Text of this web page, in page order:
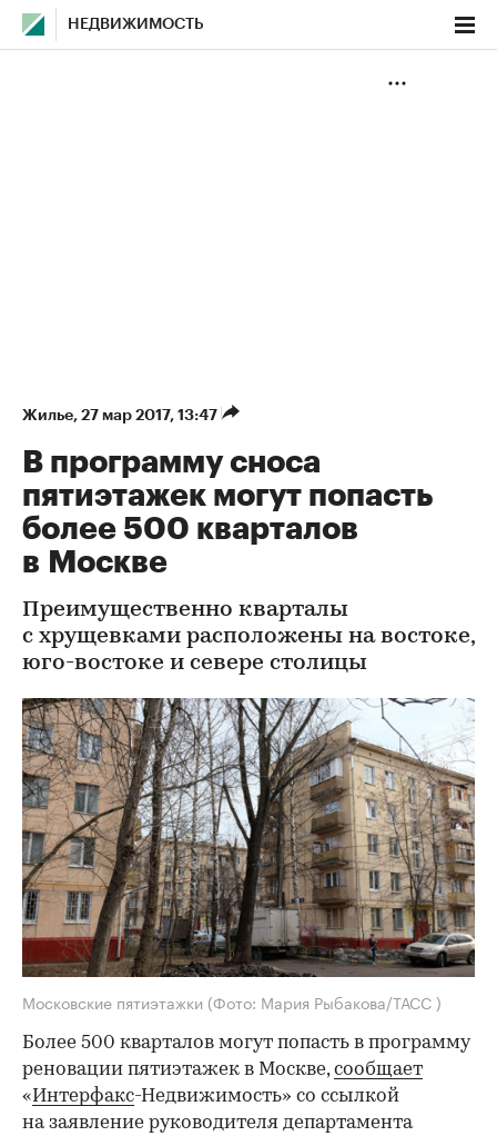
НЕДВИЖИМОСТЬ
Жилье⁠, 27 мар 2017, 13:47
В программу сноса
пятиэтажек могут попасть
более 500 кварталов
в Москве
Преимущественно кварталы
с хрущевками расположены на востоке,
юго-востоке и севере столицы
Московские пятиэтажки (Фото: Мария Рыбакова/ТАСС )
Более 500 кварталов могут попасть в программу
реновации пятиэтажек в Москве,сообщает
«Интерфакс-Недвижимость» со ссылкой
на заявление руководителя департамента